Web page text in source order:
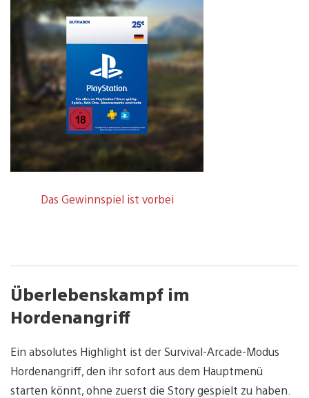
Das Gewinnspiel ist vorbei
Überlebenskampf im
Hordenangriff
Ein absolutes Highlight ist der Survival-Arcade-Modus
Hordenangriff, den ihr sofort aus dem Hauptmenü
starten könnt, ohne zuerst die Story gespielt zu haben.